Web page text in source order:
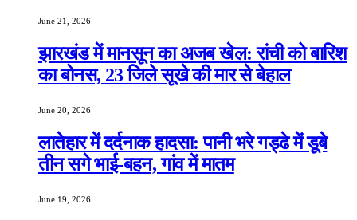
June 21, 2026
झारखंड में मानसून का अजब खेल: रांची को बारिश
का बोनस, 23 जिले सूखे की मार से बेहाल
June 20, 2026
लातेहार में दर्दनाक हादसा: पानी भरे गड्ढे में डूबे
तीन सगे भाई-बहन, गांव में मातम
June 19, 2026